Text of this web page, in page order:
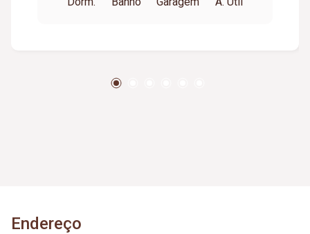
Lavanderia com armário acima do tanque e
Endereço